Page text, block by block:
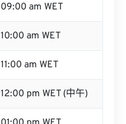
09:00 am WET
10:00 am WET
11:00 am WET
12:00 pm WET (中午)